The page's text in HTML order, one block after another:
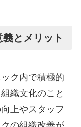
とメリット
ク内で積極的
織文化のこと
上やスタッフ
の組織改善が